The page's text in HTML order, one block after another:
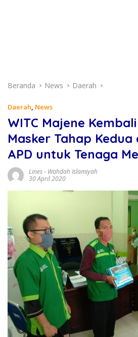
Beranda News Daerah
Daerah, News
WITC Majene
Masker Tahap
APD untuk Tenaga
Lines- Wahdah Islamiyah
30 April 2020